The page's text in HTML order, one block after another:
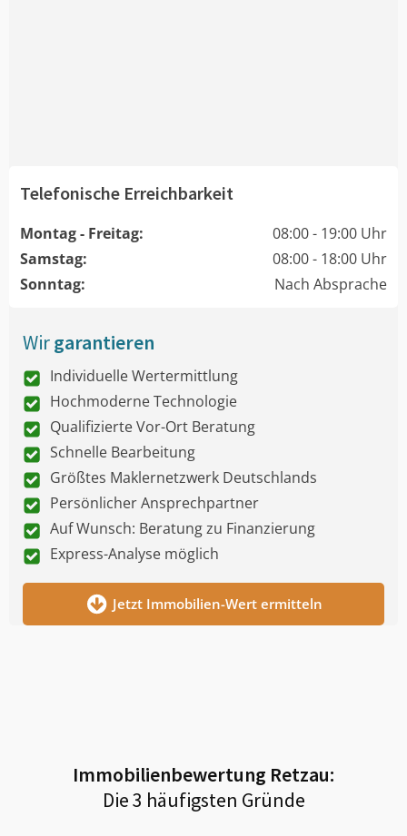
Telefonische Erreichbarkeit
Montag - Freitag:
08:00 - 19:00 Uhr
Samstag:
08:00 - 18:00 Uhr
Sonntag:
Nach Absprache
Wirgarantieren
Individuelle Wertermittlung
Hochmoderne Technologie
Qualifizierte Vor-Ort Beratung
Schnelle Bearbeitung
Größtes Maklernetzwerk Deutschlands
Persönlicher Ansprechpartner
Auf Wunsch: Beratung zu Finanzierung
Express-Analyse möglich
Jetzt Immobilien-Wert ermitteln
Immobilienbewertung Retzau:
Die 3 häufigsten Gründe